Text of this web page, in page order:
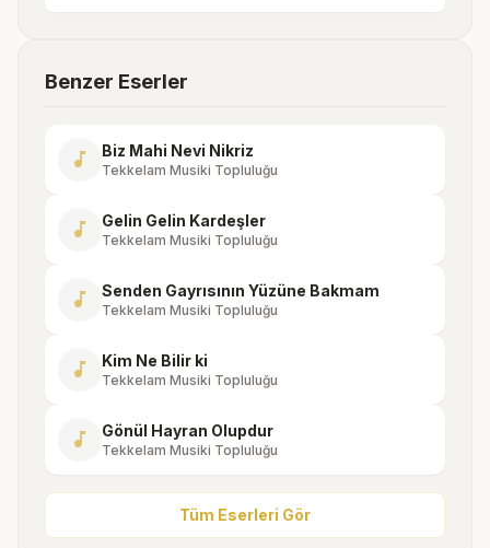
Benzer Eserler
music_note Biz Mahi Nevi Nikriz
Tekkelam Musiki Topluluğu
music_note Gelin Gelin Kardeşler
Tekkelam Musiki Topluluğu
music_note Senden Gayrısının Yüzüne Bakmam
Tekkelam Musiki Topluluğu
music_note Kim Ne Bilir ki
Tekkelam Musiki Topluluğu
music_note Gönül Hayran Olupdur
Tekkelam Musiki Topluluğu
Tüm Eserleri Gör